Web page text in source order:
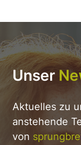
Unser
Aktuelles zu
anstehende
von